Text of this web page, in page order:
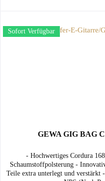
Sofort Verfügbar
GEWA GIG BAG
- Hochwertiges Cordura
Schaumstoffpolsterung -
Teile extra unterlegt und verstärkt